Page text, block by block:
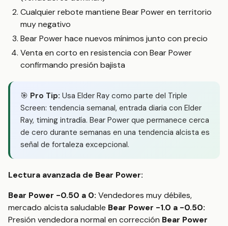
Cualquier rebote mantiene Bear Power en territorio
muy negativo
Bear Power hace nuevos mínimos junto con precio
Venta en corto en resistencia con Bear Power
confirmando presión bajista
🎯 Pro Tip: Usa Elder Ray como parte del Triple
Screen: tendencia semanal, entrada diaria con Elder
Ray, timing intradía. Bear Power que permanece cerca
de cero durante semanas en una tendencia alcista es
señal de fortaleza excepcional.
Lectura avanzada de Bear Power:
Bear Power -0.50 a 0: Vendedores muy débiles,
mercado alcista saludable Bear Power -1.0 a -0.50:
Presión vendedora normal en corrección Bear Power